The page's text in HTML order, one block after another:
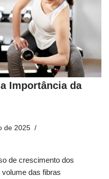
Importância da
de 2025
de crescimento dos
das fibras